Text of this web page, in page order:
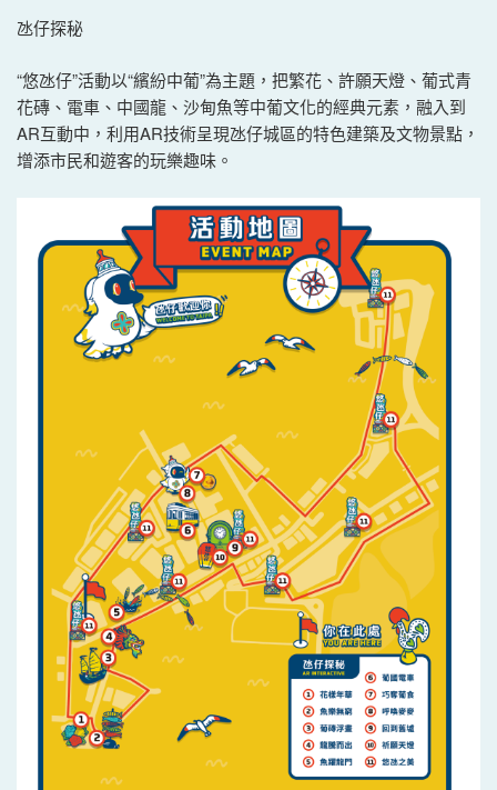
氹仔探秘
“悠氹仔”活動以“繽紛中葡”為主題，把繁花、許願天燈、葡式青
花磚、電車、中國龍、沙甸魚等中葡文化的經典元素，融入到
AR互動中，利用AR技術呈現氹仔城區的特色建築及文物景點，
增添市民和遊客的玩樂趣味。